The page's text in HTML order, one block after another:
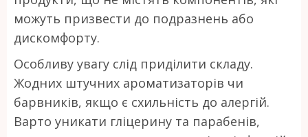
можуть призвести до подразнень або
дискомфорту.
Особливу увагу слід приділити складу.
Жодних штучних ароматизаторів чи
барвників, якщо є схильність до алергій.
Варто уникати гліцерину та парабенів,